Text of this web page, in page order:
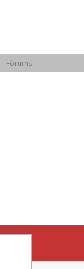
Fòrums